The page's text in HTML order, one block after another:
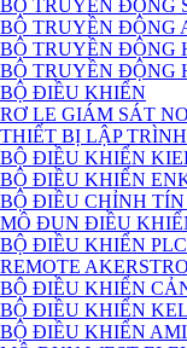
BỘ TRUYỀN ĐỘNG
BỘ TRUYỀN ĐỘNG
BỘ TRUYỀN ĐỘNG
BỘ TRUYỀN ĐỘNG
BỘ ĐIỀU KHIỂN
RƠ LE GIÁM SÁT
THIẾT BỊ LẬP
BỘ ĐIỀU KHIỂN
BỘ ĐIỀU KHIỂN
BỘ ĐIỀU CHỈNH TÍN
MÔ ĐUN ĐIỀU
BỘ ĐIỀU KHIỂN
REMOTE
BỘ ĐIỀU KHIỂN
BỘ ĐIỀU KHIỂN
BỘ ĐIỀU KHIỂN